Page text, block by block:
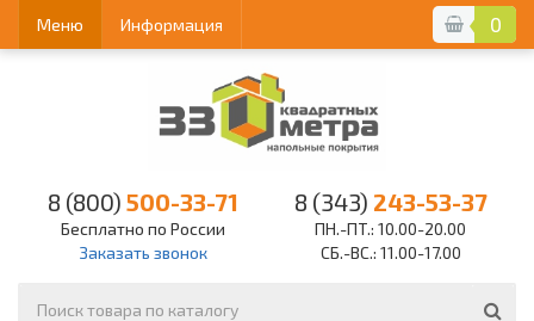
0
Меню Информация
8 (800) 500-33-71
Бесплатно по России
Заказать звонок
8 (343) 243-53-37
ПН.-ПТ.: 10.00-20.00
СБ.-ВС.: 11.00-17.00